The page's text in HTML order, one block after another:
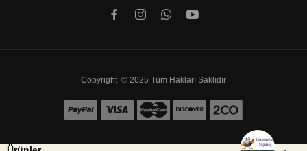
Copyright © 2025 Tüm Hakları Saklıdır